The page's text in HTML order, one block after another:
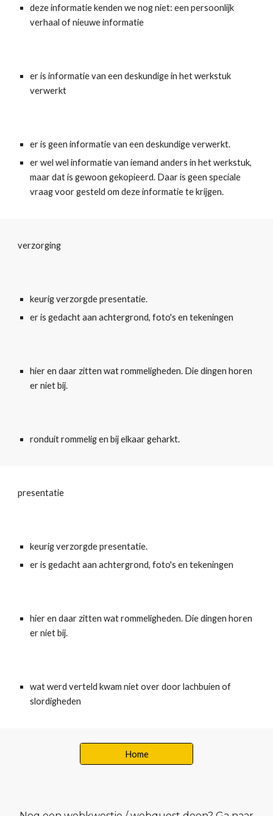
deze informatie kenden we nog niet: een persoonlijk
verhaal of nieuwe informatie
er is informatie van een deskundige in het werkstuk
verwerkt
er is geen informatie van een deskundige verwerkt.
er wel wel informatie van iemand anders in het werkstuk,
maar dat is gewoon gekopieerd. Daar is geen speciale
vraag voor gesteld om deze informatie te krijgen.
verzorging
keurig verzorgde presentatie.
er is gedacht aan achtergrond, foto's en tekeningen
hier en daar zitten wat rommeligheden. Die dingen horen
er niet bij.
ronduit rommelig en bij elkaar geharkt.
presentatie
keurig verzorgde presentatie.
er is gedacht aan achtergrond, foto's en tekeningen
hier en daar zitten wat rommeligheden. Die dingen horen
er niet bij.
wat werd verteld kwam niet over door lachbuien of
slordigheden
Home